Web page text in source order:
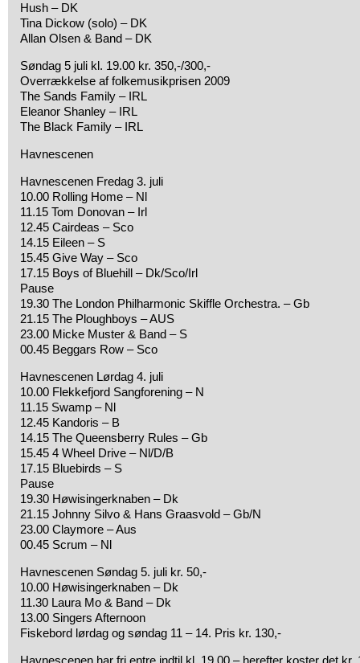
Hush – DK
Tina Dickow (solo) – DK
Allan Olsen & Band – DK
Søndag 5 juli kl. 19.00 kr. 350,-/300,-
Overrækkelse af folkemusikprisen 2009
The Sands Family – IRL
Eleanor Shanley – IRL
The Black Family – IRL
Havnescenen
Havnescenen Fredag 3. juli
10.00 Rolling Home – Nl
11.15 Tom Donovan – Irl
12.45 Cairdeas – Sco
14.15 Eileen – S
15.45 Give Way – Sco
17.15 Boys of Bluehill – Dk/Sco/Irl
Pause
19.30 The London Philharmonic Skiffle Orchestra. – Gb
21.15 The Ploughboys – AUS
23.00 Micke Muster & Band – S
00.45 Beggars Row – Sco
Havnescenen Lørdag 4. juli
10.00 Flekkefjord Sangforening – N
11.15 Swamp – Nl
12.45 Kandoris – B
14.15 The Queensberry Rules – Gb
15.45 4 Wheel Drive – Nl/D/B
17.15 Bluebirds – S
Pause
19.30 Høwisingerknaben – Dk
21.15 Johnny Silvo & Hans Graasvold – Gb/N
23.00 Claymore – Aus
00.45 Scrum – Nl
Havnescenen Søndag 5. juli kr. 50,-
10.00 Høwisingerknaben – Dk
11.30 Laura Mo & Band – Dk
13.00 Singers Afternoon
Fiskebord lørdag og søndag 11 – 14. Pris kr. 130,-
Havnescenen har fri entre indtil kl. 19.00 – herefter koster det kr.